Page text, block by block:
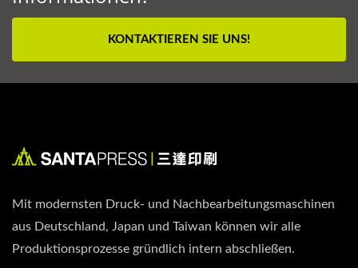
KONTAKTIEREN SIE UNS!
Mit modernsten Druck- und Nachbearbeitungsmaschinen
aus Deutschland, Japan und Taiwan können wir alle
Produktionsprozesse gründlich intern abschließen.